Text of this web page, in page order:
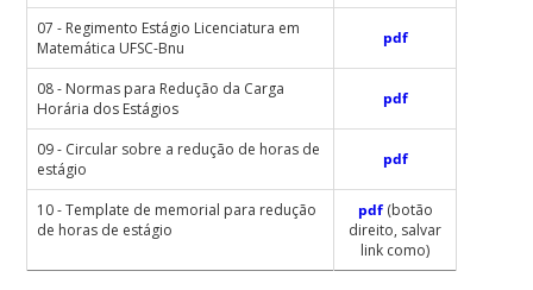
07 - Regimento Estágio Licenciatura em
Matemática UFSC-Bnu
pdf
08 - Normas para Redução da Carga
Horária dos Estágios
pdf
09 - Circular sobre a redução de horas de
estágio
pdf
10 - Template de memorial para redução
de horas de estágio
pdf(botão
direito, salvar
link como)